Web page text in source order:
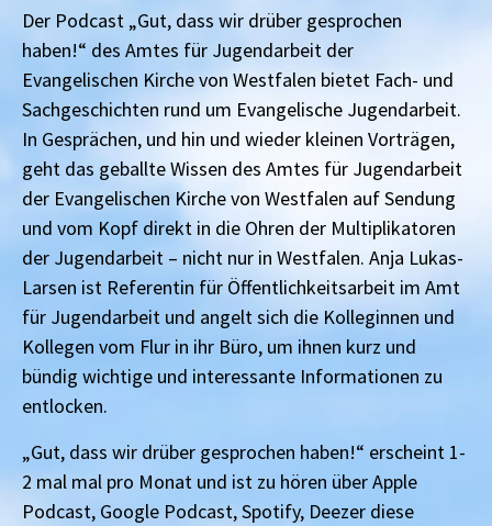
Der Podcast „Gut, dass wir drüber gesprochen
haben!“ des Amtes für Jugendarbeit der
Evangelischen Kirche von Westfalen bietet Fach- und
Sachgeschichten rund um Evangelische Jugendarbeit.
In Gesprächen, und hin und wieder kleinen Vorträgen,
geht das geballte Wissen des Amtes für Jugendarbeit
der Evangelischen Kirche von Westfalen auf Sendung
und vom Kopf direkt in die Ohren der Multiplikatoren
der Jugendarbeit – nicht nur in Westfalen. Anja Lukas-
Larsen ist Referentin für Öffentlichkeitsarbeit im Amt
für Jugendarbeit und angelt sich die Kolleginnen und
Kollegen vom Flur in ihr Büro, um ihnen kurz und
bündig wichtige und interessante Informationen zu
entlocken.
„Gut, dass wir drüber gesprochen haben!“ erscheint 1-
2 mal mal pro Monat und ist zu hören über Apple
Podcast, Google Podcast, Spotify, Deezer diese